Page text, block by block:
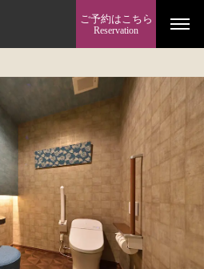
ご予約はこちら
Reservation